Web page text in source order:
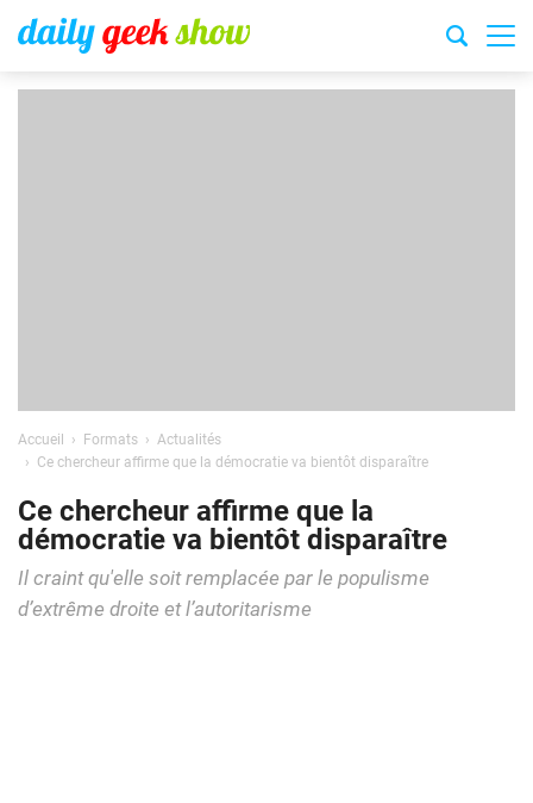
Accueil Formats
Actualités
Ce chercheur affirme que la démocratie va bientôt disparaître
Ce chercheur affirme que la
démocratie va bientôt disparaître
Il craint qu'elle soit remplacée par le populisme
d’extrême droite et l’autoritarisme